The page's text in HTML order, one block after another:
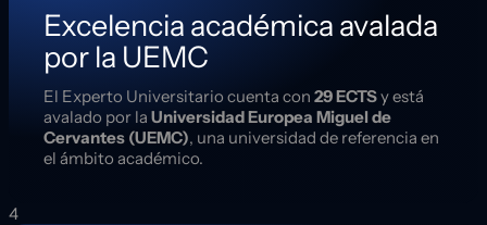
Excelencia académica avalada
por la UEMC
El Experto Universitario cuenta con 29 ECTSy está
avalado por la Universidad Europea Miguel de
Cervantes (UEMC), una universidad de referencia en
el ámbito académico.
4